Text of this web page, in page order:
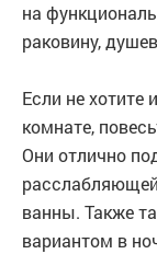
на
раковину,
Если не хотите
комнате,
Они отлично
ванны. Также
вариантом в